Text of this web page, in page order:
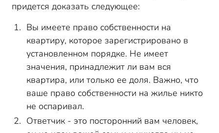
придется доказать следующее:
Вы имеете право собственности на
квартиру, которое зарегистрировано в
установленном порядке. Не имеет
значения, принадлежит ли вам вся
квартира, или только ее доля. Важно, что
ваше право собственности на жилье никто
не оспаривал.
Ответчик - это посторонний вам человек,